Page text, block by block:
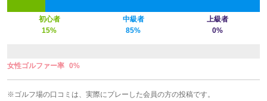
初心者 中級者
上級者
15%
85% 0%
女性ゴルファー率 0%
※ゴルフ場の口コミは、実際にプレーした会員の方の投稿です。